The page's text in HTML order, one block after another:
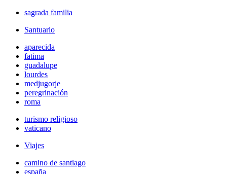
sagrada familia
Santuario
aparecida
fatima
guadalupe
lourdes
medjugorje
peregrinación
roma
turismo religioso
vaticano
Viajes
camino de santiago
españa